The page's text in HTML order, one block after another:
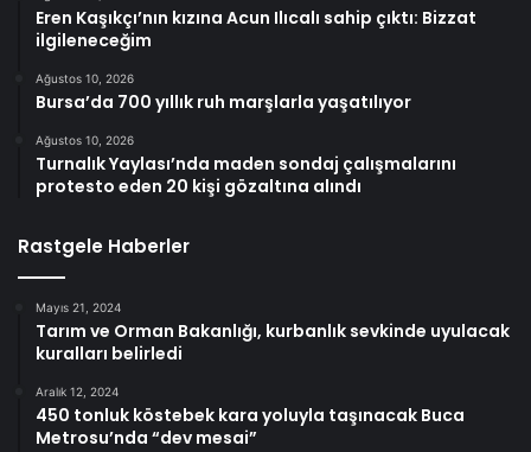
Eren Kaşıkçı’nın kızına Acun Ilıcalı sahip çıktı: Bizzat
ilgileneceğim
Ağustos 10, 2026
Bursa’da 700 yıllık ruh marşlarla yaşatılıyor
Ağustos 10, 2026
Turnalık Yaylası’nda maden sondaj çalışmalarını
protesto eden 20 kişi gözaltına alındı
Rastgele Haberler
Mayıs 21, 2024
Tarım ve Orman Bakanlığı, kurbanlık sevkinde uyulacak
kuralları belirledi
Aralık 12, 2024
450 tonluk köstebek kara yoluyla taşınacak Buca
Metrosu’nda “dev mesai”